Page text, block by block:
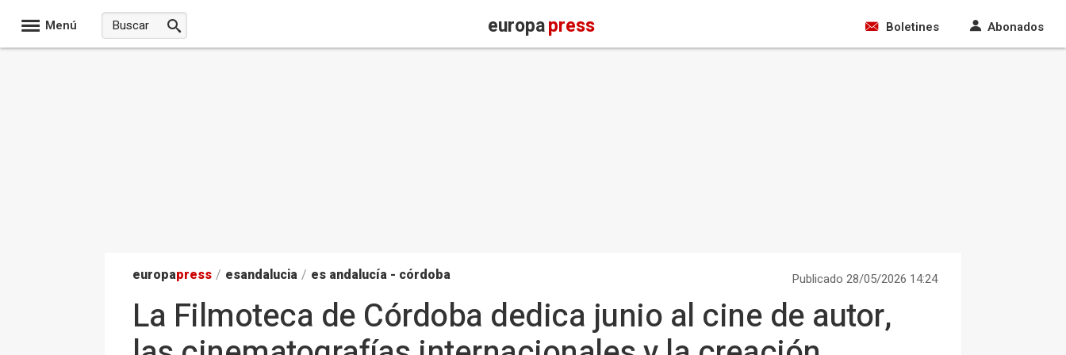
Menú europapress Boletines Abonados
europapress / esandalucia / es andalucía - córdoba Publicado 28/05/2026 14:24
La Filmoteca de Córdoba dedica junio al cine de autor,